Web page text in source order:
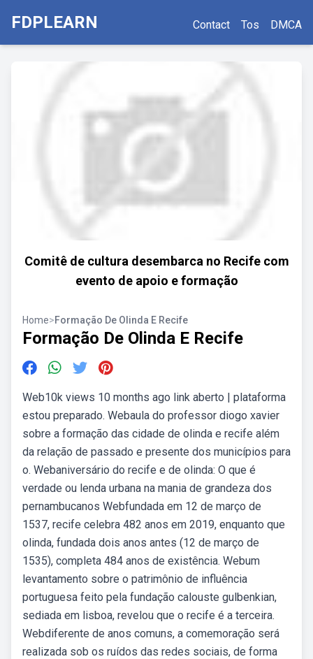
FDPLEARN Contact Tos DMCA
Comitê de cultura desembarca no Recife com
evento de apoio e formação
Home>Formação De Olinda E Recife
Formação De Olinda E Recife
Web10k views 10 months ago link aberto | plataforma
estou preparado. Webaula do professor diogo xavier
sobre a formação das cidade de olinda e recife além
da relação de passado e presente dos municípios para
o. Webaniversário do recife e de olinda: O que é
verdade ou lenda urbana na mania de grandeza dos
pernambucanos Webfundada em 12 de março de
1537, recife celebra 482 anos em 2019, enquanto que
olinda, fundada dois anos antes (12 de março de
1535), completa 484 anos de existência. Webum
levantamento sobre o patrimônio de influência
portuguesa feito pela fundação calouste gulbenkian,
sediada em lisboa, revelou que o recife é a terceira.
Webdiferente de anos comuns, a comemoração será
realizada sob os ruídos das redes sociais, de forma